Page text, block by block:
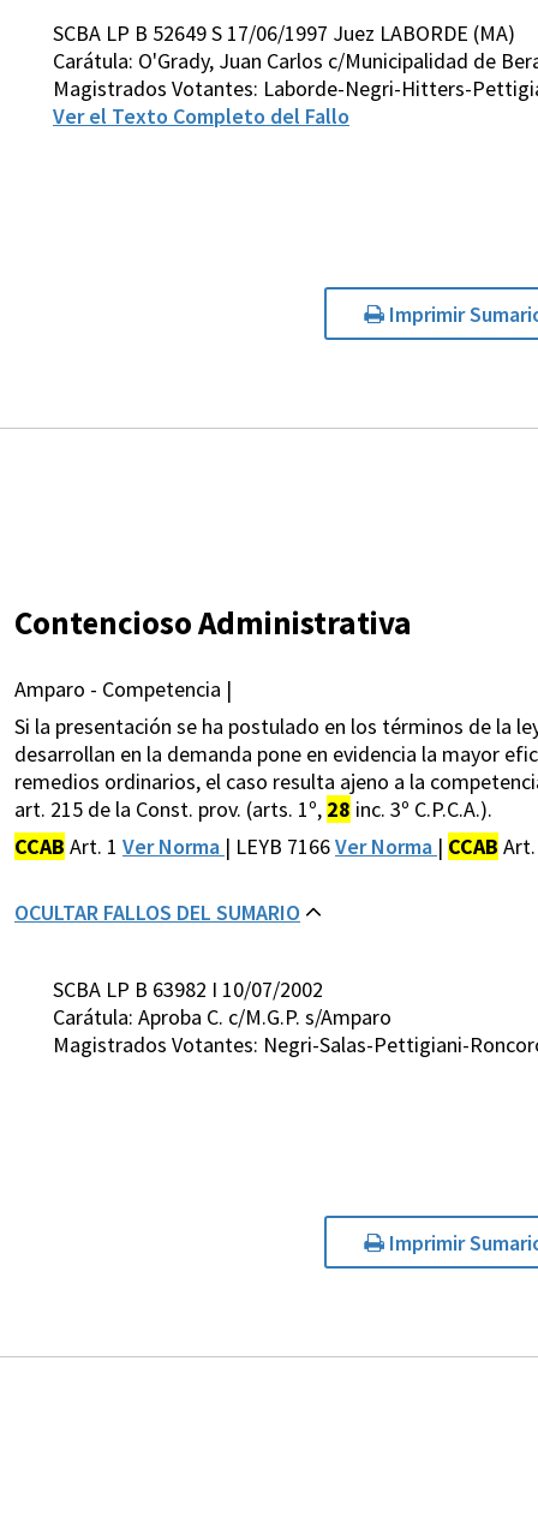
SCBA LP B 52649 S 17/06/1997 Juez LABORDE (MA)
Carátula: O'Grady, Juan Carlos c/Municipalidad de
Magistrados Votantes: Laborde-Negri-Hitters-
Ver el Texto Completo del Fallo
Imprimir
Contencioso Administrativa
Amparo - Competencia |
Si la presentación se ha postulado en los términos de la
desarrollan en la demanda pone en evidencia la mayor
remedios ordinarios, el caso resulta ajeno a la
art. 215 de la Const. prov. (arts. 1º, 28 inc. 3º C.P.C.A.).
CCAB Art. 1 Ver Norma | LEYB 7166Ver Norma | CCAB
OCULTAR FALLOS DEL SUMARIO
SCBA LP B 63982 I 10/07/2002
Carátula: Aproba C. c/M.G.P. s/Amparo
Magistrados Votantes: Negri-Salas-Pettigiani-
Imprimir